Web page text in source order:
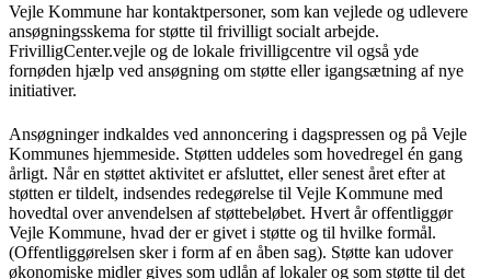
Vejle Kommune har kontaktpersoner, som kan vejlede og udlevere
ansøgningsskema for støtte til frivilligt socialt arbejde.
FrivilligCenter.vejle og de lokale frivilligcentre vil også yde
fornøden hjælp ved ansøgning om støtte eller igangsætning af nye
initiativer.
Ansøgninger indkaldes ved annoncering i dagspressen og på Vejle
Kommunes hjemmeside. Støtten uddeles som hovedregel én gang
årligt. Når en støttet aktivitet er afsluttet, eller senest året efter at
støtten er tildelt, indsendes redegørelse til Vejle Kommune med
hovedtal over anvendelsen af støttebeløbet. Hvert år offentliggør
Vejle Kommune, hvad der er givet i støtte og til hvilke formål.
(Offentliggørelsen sker i form af en åben sag). Støtte kan udover
økonomiske midler gives som udlån af lokaler og som støtte til det